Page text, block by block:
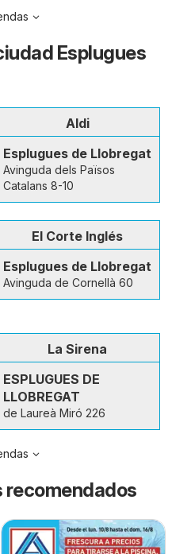
Esplugues
Aldi
Esplugues de Llobregat
Avinguda dels Països
Catalans 8-10
El Corte Inglés
Esplugues de Llobregat
Avinguda de Cornellà 60
La Sirena
ESPLUGUES DE
LLOBREGAT
de Laureà Miró 226
recomendados